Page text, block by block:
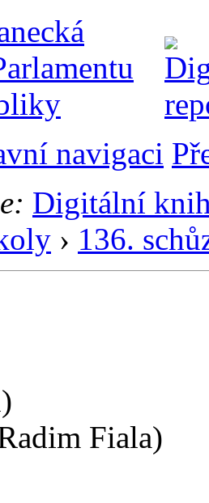
navigaci
Digitální
› 136.
Fiala)